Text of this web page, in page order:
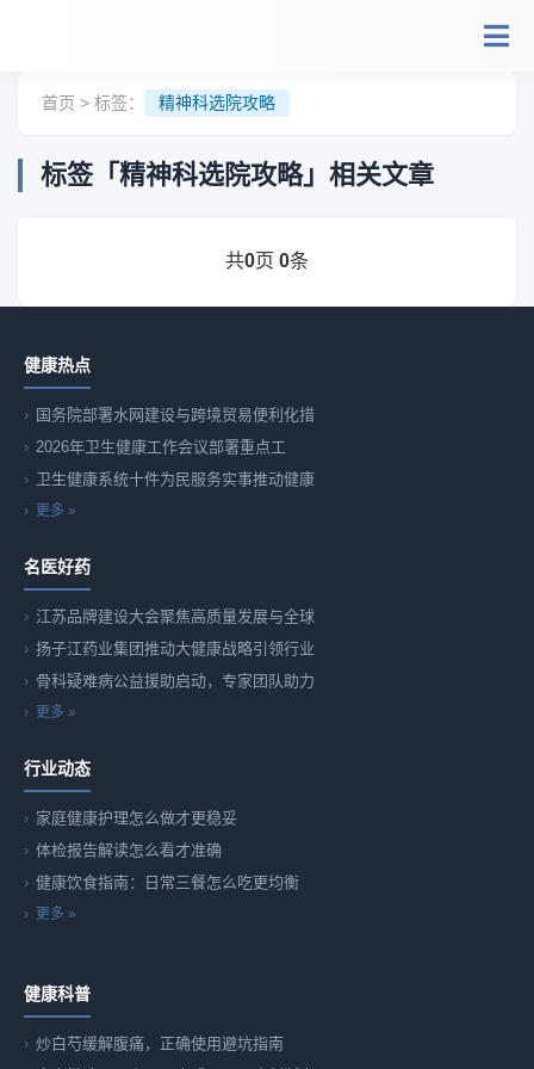
首页 > 标签： 精神科选院攻略
标签「精神科选院攻略」相关文章
共0页 0条
健康热点
国务院部署水网建设与跨境贸易便利化措
2026年卫生健康工作会议部署重点工
卫生健康系统十件为民服务实事推动健康
更多 »
名医好药
江苏品牌建设大会聚焦高质量发展与全球
扬子江药业集团推动大健康战略引领行业
骨科疑难病公益援助启动，专家团队助力
更多 »
行业动态
家庭健康护理怎么做才更稳妥
体检报告解读怎么看才准确
健康饮食指南：日常三餐怎么吃更均衡
更多 »
健康科普
炒白芍缓解腹痛，正确使用避坑指南